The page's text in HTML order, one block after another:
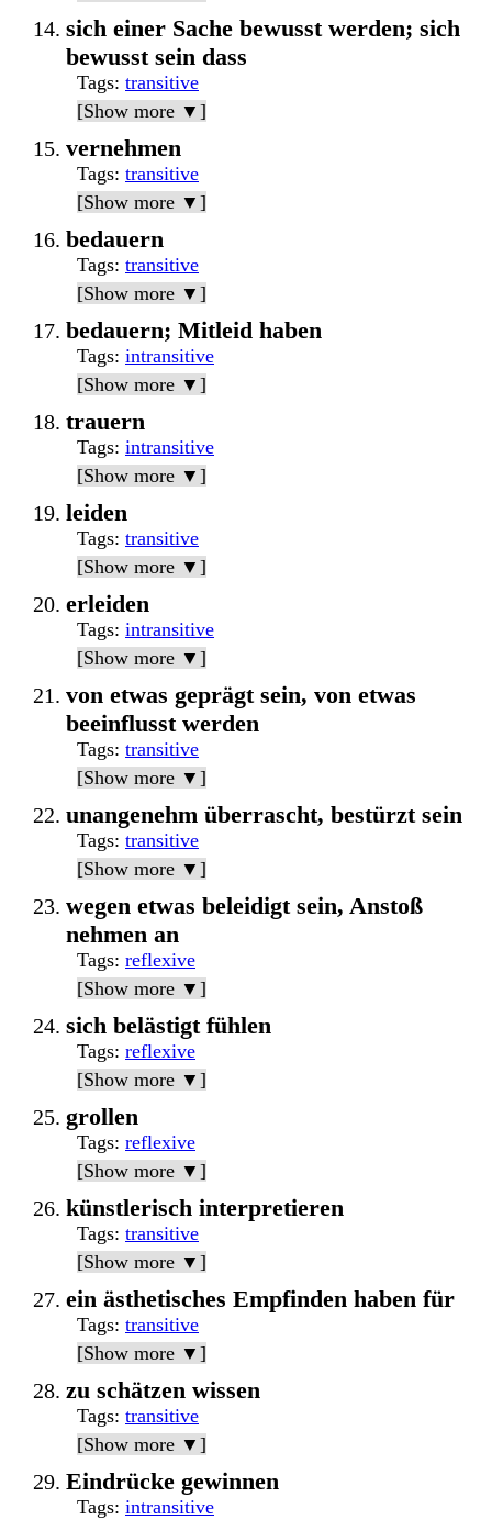
sich einer Sache bewusst werden; sich
bewusst sein dass
Tags: transitive
[Show more ▼]
vernehmen
Tags: transitive
[Show more ▼]
bedauern
Tags: transitive
[Show more ▼]
bedauern; Mitleid haben
Tags: intransitive
[Show more ▼]
trauern
Tags: intransitive
[Show more ▼]
leiden
Tags: transitive
[Show more ▼]
erleiden
Tags: intransitive
[Show more ▼]
von etwas geprägt sein, von etwas
beeinflusst werden
Tags: transitive
[Show more ▼]
unangenehm überrascht, bestürzt sein
Tags: transitive
[Show more ▼]
wegen etwas beleidigt sein, Anstoß
nehmen an
Tags: reflexive
[Show more ▼]
sich belästigt fühlen
Tags: reflexive
[Show more ▼]
grollen
Tags: reflexive
[Show more ▼]
künstlerisch interpretieren
Tags: transitive
[Show more ▼]
ein ästhetisches Empfinden haben für
Tags: transitive
[Show more ▼]
zu schätzen wissen
Tags: transitive
[Show more ▼]
Eindrücke gewinnen
Tags: intransitive